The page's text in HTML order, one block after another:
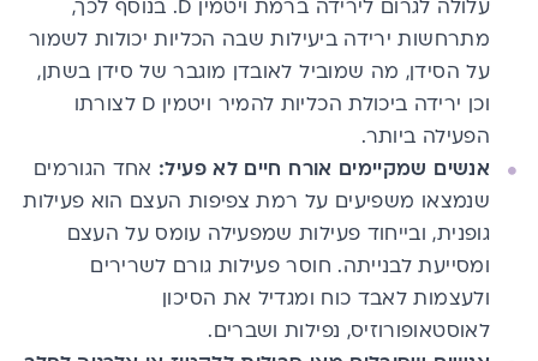
עלולה לגרום לירידה ברמת ויטמין D. בנוסף לכך,
מתרחשות ירידה ביעילות שבה הכליות יכולות לשמור
על הסידן, מה שמוביל לאובדן מוגבר של סידן בשתן,
וכן ירידה ביכולת הכליות להמיר ויטמין D לצורתו
הפעילה ביותר.
אנשים שמקיימים אורח חיים לא פעיל: אחד הגורמים
שנמצאו משפיעים על רמת צפיפות העצם הוא פעילות
גופנית, ובייחוד פעילות שמפעילה עומס על העצם
ומסייעת לבנייתה. חוסר פעילות גורם לשרירים
ולעצמות לאבד כוח ומגדיל את הסיכון
לאוסטאופורוזיס, נפילות ושברים.